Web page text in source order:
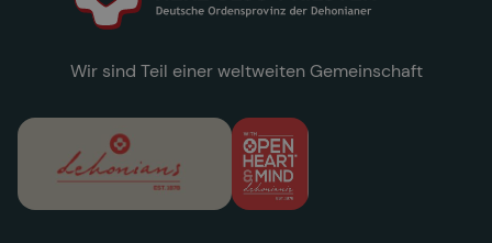
Wir sind Teil einer weltweiten Gemeinschaft